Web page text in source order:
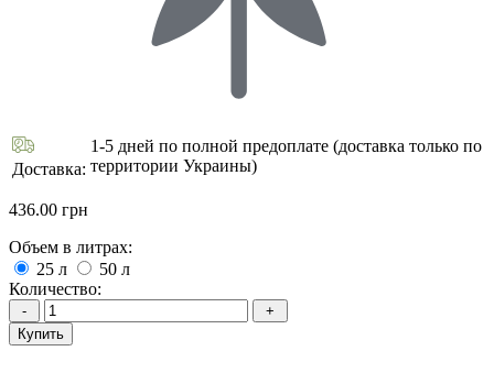
Доставка:
1-5 дней по полной предоплате (доставка только по
территории Украины)
436.00 грн
Объем в литрах:
25 л
50 л
Количество:
Купить